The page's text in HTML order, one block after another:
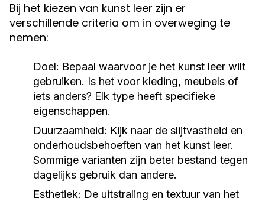
Bij het kiezen van kunst leer zijn er
verschillende criteria om in overweging te
nemen:
Doel: Bepaal waarvoor je het kunst leer wilt
gebruiken. Is het voor kleding, meubels of
iets anders? Elk type heeft specifieke
eigenschappen.
Duurzaamheid: Kijk naar de slijtvastheid en
onderhoudsbehoeften van het kunst leer.
Sommige varianten zijn beter bestand tegen
dagelijks gebruik dan andere.
Esthetiek: De uitstraling en textuur van het